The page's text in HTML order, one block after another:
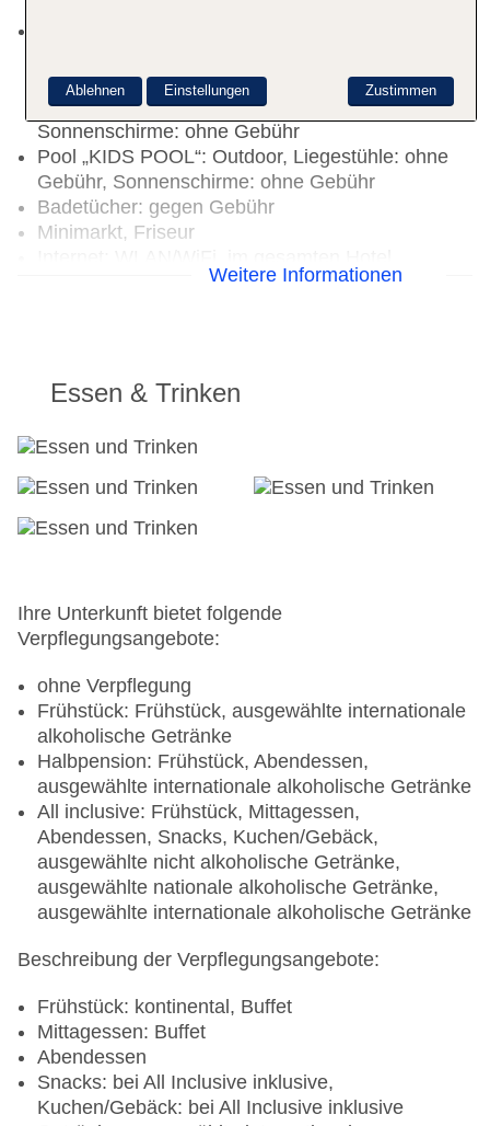
wetterabhängig, ohne Gebühr, integrierter
Kinder/Babypool, Liegestühle: ohne Gebühr,
Sonnenschirme: ohne Gebühr
Pool „KIDS POOL“: Outdoor, Liegestühle: ohne
Gebühr, Sonnenschirme: ohne Gebühr
Badetücher: gegen Gebühr
Minimarkt, Friseur
(Anlage): gegen Gebühr
Landeskategorie: 3 Sterne
Weitere Informationen
Essen & Trinken
Ihre Unterkunft bietet folgende
Verpflegungsangebote:
ohne Verpflegung
Frühstück: Frühstück, ausgewählte internationale
alkoholische Getränke
Halbpension: Frühstück, Abendessen,
ausgewählte internationale alkoholische Getränke
All inclusive: Frühstück, Mittagessen,
Abendessen, Snacks, Kuchen/Gebäck,
ausgewählte nicht alkoholische Getränke,
ausgewählte nationale alkoholische Getränke,
ausgewählte internationale alkoholische Getränke
Beschreibung der Verpflegungsangebote:
Frühstück: kontinental, Buffet
Mittagessen: Buffet
Abendessen
Snacks: bei All Inclusive inklusive,
Kuchen/Gebäck: bei All Inclusive inklusive
Zustimmen
Ablehnen Einstellungen